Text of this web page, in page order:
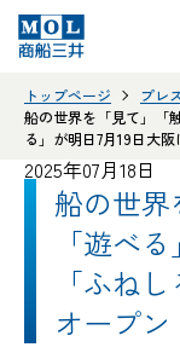
トップページ
プレ
船の世界を「見て」「
る」が明日7月19日大
2025年07月18日
船の世界
「遊べ
「ふね
オープン